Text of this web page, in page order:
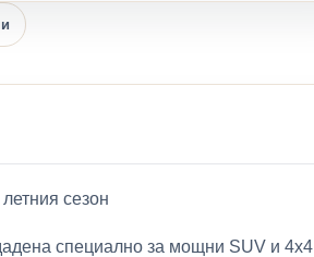
сезон
специално за мощни SUV и 4x4